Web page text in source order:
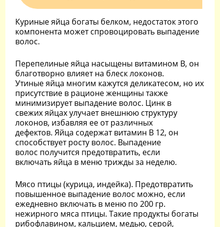
Куриные яйца богаты белком, недостаток этого
компонента может спровоцировать выпадение
волос.
Перепелиные яйца насыщены витамином В, он
благотворно влияет на блеск локонов.
Утиные яйца многим кажутся деликатесом, но их
присутствие в рационе женщины также
минимизирует выпадение волос. Цинк в
свежих яйцах улучает внешнюю структуру
локонов, избавляя ее от различных
дефектов. Яйца содержат витамин В 12, он
способствует росту волос. Выпадение
волос получится предотвратить, если
включать яйца в меню трижды за неделю.
Мясо птицы (курица, индейка). Предотвратить
повышенное выпадение волос можно, если
ежедневно включать в меню по 200 гр.
нежирного мяса птицы. Такие продукты богаты
рибофлавином, кальцием, медью, серой,